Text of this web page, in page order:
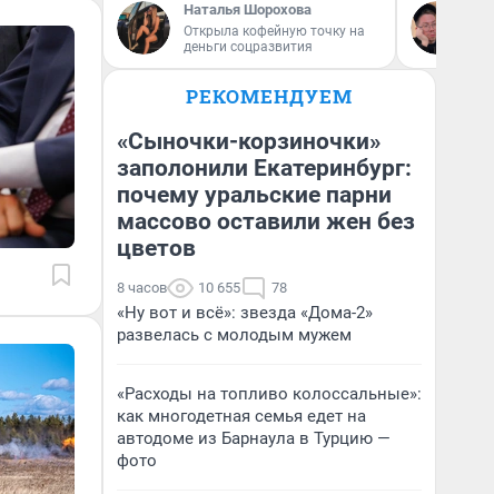
Наталья Шорохова
Открыла кофейную точку на
деньги соцразвития
РЕКОМЕНДУЕМ
«Сыночки-корзиночки»
заполонили Екатеринбург:
почему уральские парни
массово оставили жен без
цветов
8 часов 10 655 78
«Ну вот и всё»: звезда «Дома-2»
развелась с молодым мужем
«Расходы на топливо колоссальные»:
как многодетная семья едет на
автодоме из Барнаула в Турцию —
фото